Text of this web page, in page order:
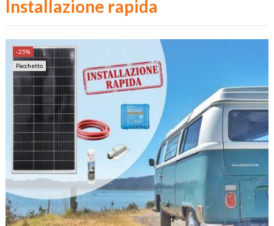
Installazione rapida
-25%
Pacchetto